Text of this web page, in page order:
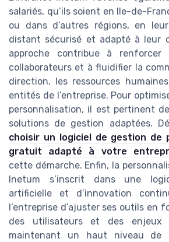
salariés, qu’ils soient en Ile-de-
ou dans d’autres régions, en
distant sécurisé et adapté à leur
approche contribue à renforcer
collaborateurs et à fluidifier la
direction, les ressources
entités de l’entreprise. Pour
personnalisation, il est pertinent
solutions de gestion adaptées.
choisir un logiciel de gestion de
gratuit adapté à votre
cette démarche. Enfin, la
Inetum s’inscrit dans une
artificielle et d’innovation
l’entreprise d’ajuster ses outils en
des utilisateurs et des enjeux
maintenant un haut niveau de